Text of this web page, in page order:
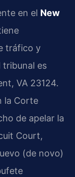
en el New
tráfico y
tribunal es
VA 23124.
la Corte
de apelar la
Court,
(de novo)